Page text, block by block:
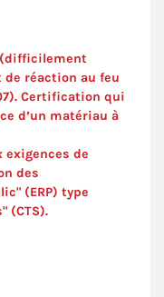
réaction au feu
Certification qui
d’un matériau à
exigences de
des
(ERP) type
(CTS).